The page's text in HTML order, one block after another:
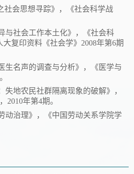
社会思想寻踪》，《社会科学战
与社会工作本土化》，《社会科
大复印资料《社会学》2008年第6期
生名声的调查与分析》，《医学与
失地农民社群隔离现象的破解》，
2010年第4期。
动治理》，《中国劳动关系学院学